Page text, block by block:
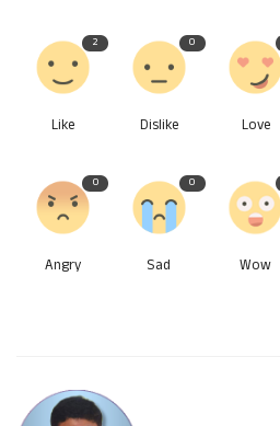
2
Like
0
Dislike Love
0
Angry
0
Sad Wow